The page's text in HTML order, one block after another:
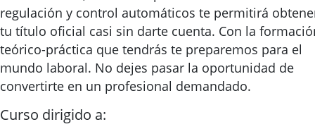
regulación y control automáticos te permitirá
tu título oficial casi sin darte cuenta. Con la
teórico-práctica que tendrás te preparemos para el
mundo laboral. No dejes pasar la oportunidad de
convertirte en un profesional demandado.
Curso dirigido a: